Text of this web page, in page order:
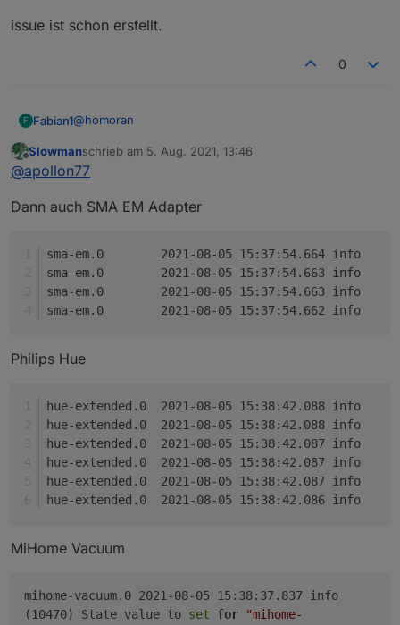
issue ist schon erstellt.
0
F Fabian1@homoran
Nuki
"nuki.0.xxx.info.mode" has to be type "string" but
"nuki.0.xxx.info.deviceType" has to be type "string" but
received type "number"
Offline
Slowmanschrieb am 5. Aug. 2021, 13:46
zuletzt editiert von
@apollon77
Dann auch SMA EM Adapter
Philips Hue
MiHome Vacuum
mihome-vacuum.0 2021-08-05 15:38:37.837 info
(10470) State value to set for
"mihome-